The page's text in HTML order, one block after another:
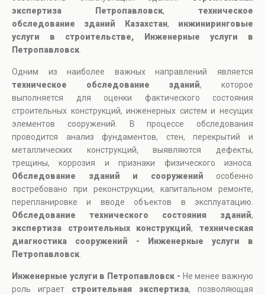
экспертиза Петропавловск, техническое
обследование зданий Казахстан, инжиниринговые
услуги в строительстве, Инженерные услуги в
Петропавловск
Одним из наиболее важных направлений является
техническое обследование зданий, которое
выполняется для оценки фактического состояния
строительных конструкций, инженерных систем и несущих
элементов сооружений. В процессе обследования
проводится анализ фундаментов, стен, перекрытий и
металлических конструкций, выявляются дефекты,
трещины, коррозия и признаки физического износа.
Обследование зданий и сооружений особенно
востребовано при реконструкции, капитальном ремонте,
перепланировке и вводе объектов в эксплуатацию.
Обследование технического состояния зданий,
экспертиза строительных конструкций,техническая
диагностика сооружений - Инженерные услуги в
Петропавловск
Инженерные услуги в Петропавловск - Не менее важную
роль играет строительная экспертиза, позволяющая